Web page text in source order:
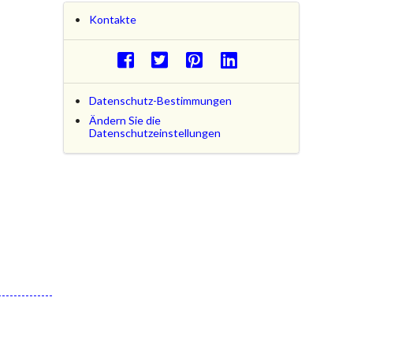
Kontakte
Datenschutz-Bestimmungen
Ändern Sie die
Datenschutzeinstellungen